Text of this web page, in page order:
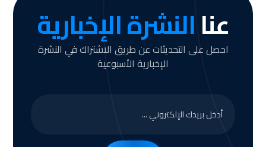
عناالنشرة الإخبارية
احصل على التحديثات عن طريق الاشتراك في النشرة
الإخبارية الأسبوعية